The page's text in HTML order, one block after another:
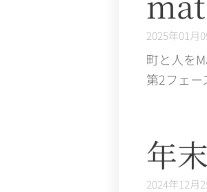
2025年01月
町と人を
第2フェー
年
2024年12月